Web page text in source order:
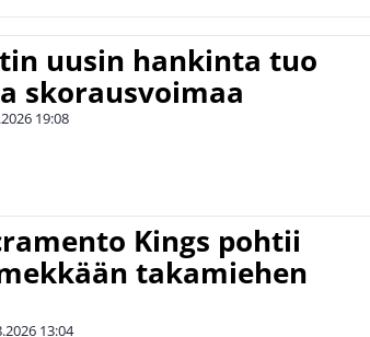
uusin hankinta tuo
skorausvoimaa
19:08
Kings pohtii
takamiehen
13:04